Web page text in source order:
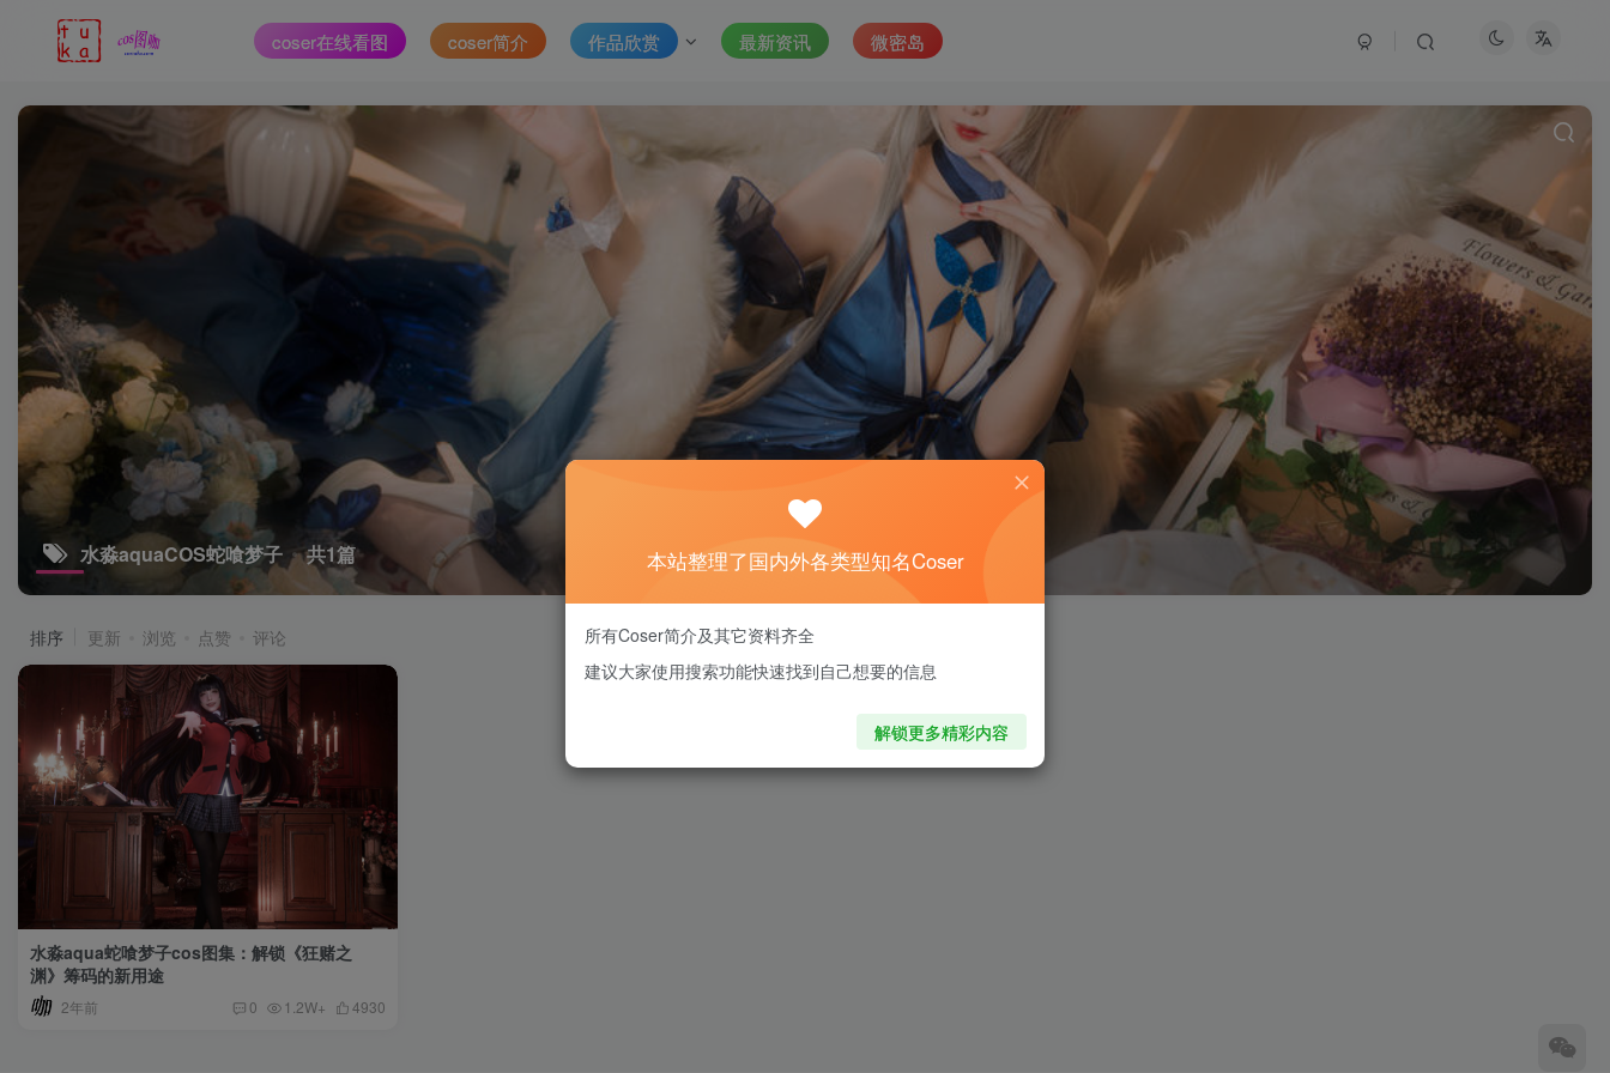
coser在线看图 coser简介 作品欣赏 最新资讯 微密岛
水淼aquaCOS蛇喰梦子 共1篇
排序 更新 浏览 点赞 评论
水淼aqua蛇喰梦子cos图集：解锁《狂赌之
渊》筹码的新用途
2年前 0 1.2W+ 4930
本站整理了国内外各类型知名Coser
所有Coser简介及其它资料齐全
建议大家使用搜索功能快速找到自己想要的信息
解锁更多精彩内容